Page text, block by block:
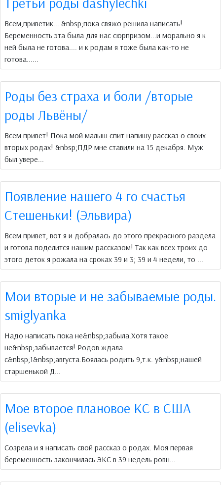
Всем,приветик... &nbsp;пока свяжо решила написать!
Беременность эта была для нас сюрпризом...и морально я к
ней была не готова.... и к родам я тоже была как-то не
готова......
Роды без страха и боли /вторые
роды Львёны/
Всем привет! Пока мой малыш спит напишу рассказ о своих
вторых родах! &nbsp;ПДР мне ставили на 15 декабря. Муж
был увере...
Появление нашего 4 го счастья
Стешеньки! (Эльвира)
Всем привет, вот я и добралась до этого прекрасного раздела
и готова поделится нашим рассказом! Так как всех троих до
этого деток я рожала на сроках 39 и 3; 39 и 4 недели, то ...
Мои вторые и не забываемые роды.
smiglyanka
Надо написать пока не&nbsp;забыла.Хотя такое
не&nbsp;забывается! Родов ждала
с&nbsp;1&nbsp;августа.Боялась родить 9,т.к. у&nbsp;нашей
старшенькой Д...
Мое второе плановое КС в США
(elisevka)
Созрела и я написать свой рассказ о родах. Моя первая
беременность закончилась ЭКС в 39 недель ровн...